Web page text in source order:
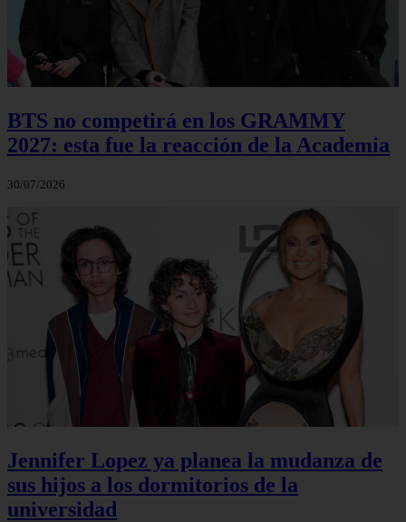
BTS no competirá en los GRAMMY
2027: esta fue la reacción de la Academia
30/07/2026
Jennifer Lopez ya planea la mudanza de
sus hijos a los dormitorios de la
universidad